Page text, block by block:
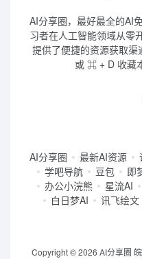
AI分享圈，最好最全的AI
习者在人工智能领域从零
提供了便捷的资源获取
或 ⌘ + D 收藏
AI分享圈 最新AI资源
学吧导航
豆包 即
办公小浣熊
星流AI
白日梦AI
讯飞绘文
Copyright © 2026 AI分享圈